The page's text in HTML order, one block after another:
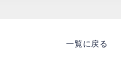
一覧に戻る